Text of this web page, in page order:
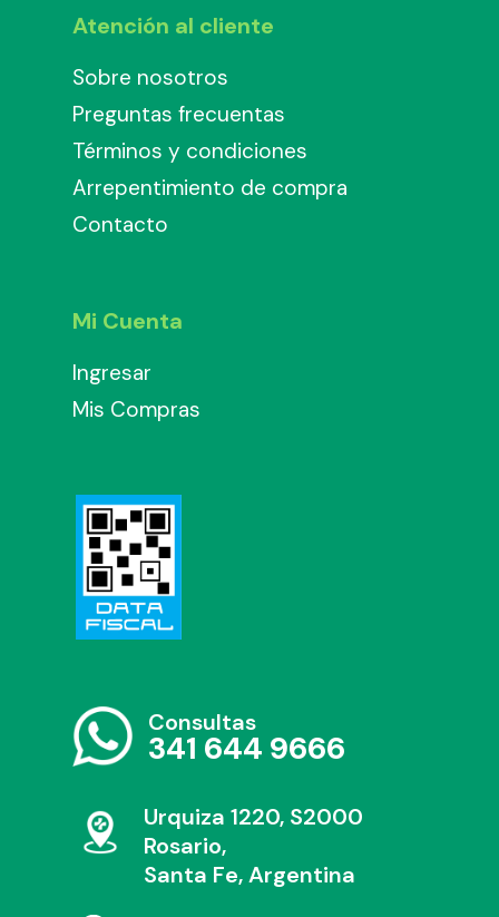
Atención al cliente
Sobre nosotros
Preguntas frecuentas
Términos y condiciones
Arrepentimiento de compra
Contacto
Mi Cuenta
Ingresar
Mis Compras
Consultas
341 644 9666
Urquiza 1220, S2000
Rosario,
Santa Fe, Argentina